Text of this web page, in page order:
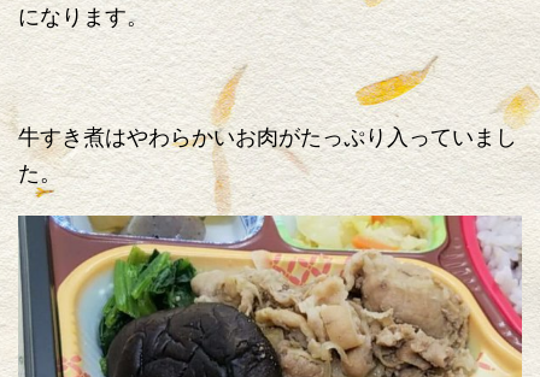
になります。
牛すき煮はやわらかいお肉がたっぷり入っていまし
た。